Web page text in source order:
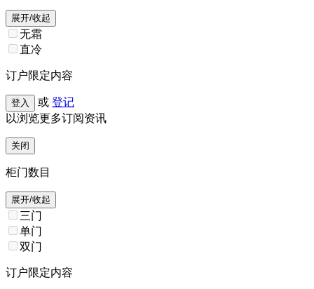
展开/收起
无霜
直冷
订户限定内容
登入 或 登记
以浏览更多订阅资讯
关闭
柜门数目
展开/收起
三门
单门
双门
订户限定内容